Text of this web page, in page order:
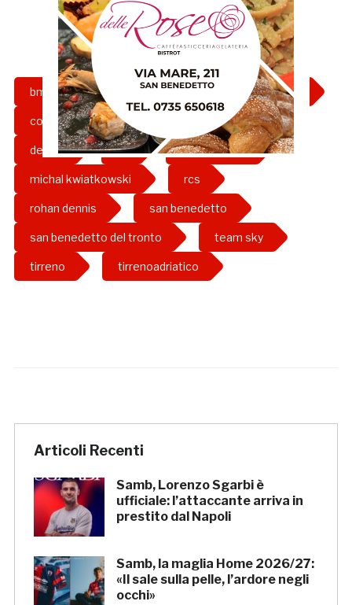
bmc ciclismo classifica generale
corsa dei due mari damiano caruso
dennis itt kwiatkowski
michal kwiatkowski rcs
rohan dennis san benedetto
san benedetto del tronto team sky
tirreno tirrenoadriatico
Articoli Recenti
Samb, Lorenzo Sgarbi è
ufficiale: l’attaccante arriva in
prestito dal Napoli
Samb, la maglia Home 2026/27:
«Il sale sulla pelle, l’ardore negli
occhi»